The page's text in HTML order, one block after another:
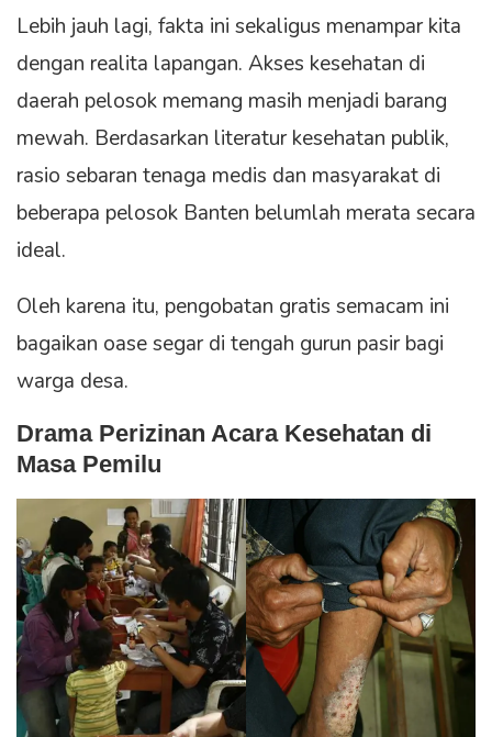
Lebih jauh lagi, fakta ini sekaligus menampar kita
dengan realita lapangan. Akses kesehatan di
daerah pelosok memang masih menjadi barang
mewah. Berdasarkan literatur kesehatan publik,
rasio sebaran tenaga medis dan masyarakat di
beberapa pelosok Banten belumlah merata secara
ideal.
Oleh karena itu, pengobatan gratis semacam ini
bagaikan oase segar di tengah gurun pasir bagi
warga desa.
Drama Perizinan Acara Kesehatan di
Masa Pemilu